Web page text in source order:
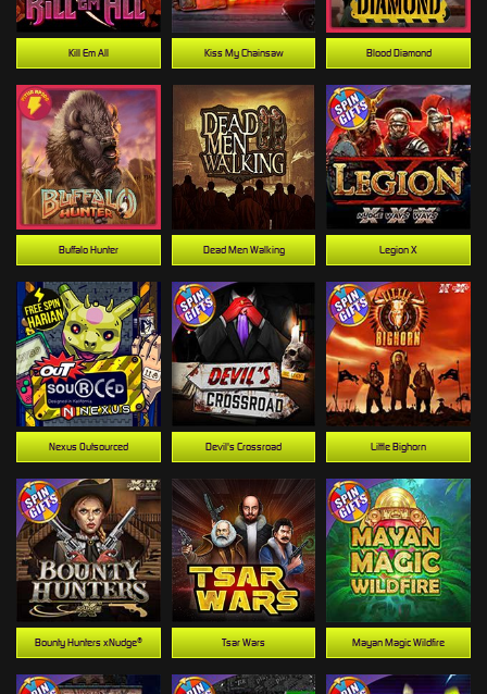
Kill Em All Blood Diamond
Dead Men Walking
Tsar Wars
Nexus Outsourced
Kiss My Chainsaw
Bounty Hunters xNudge®
Little Bighorn
Devil's Crossroad
Mayan Magic Wildfire
Legion X
Buffalo Hunter